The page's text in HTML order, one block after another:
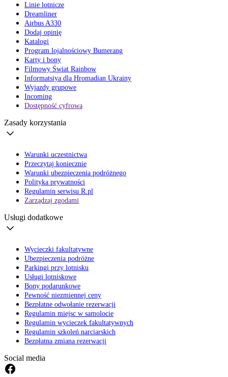
Linie lotnicze
Dreamliner
Airbus A330
Dodaj opinię
Katalogi
Program lojalnościowy Bumerang
Karty i bony
Filmowy Świat Rainbow
Informatsiya dla Hromadian Ukrainy
Wyjazdy grupowe
Incoming
Dostępność cyfrowa
Zasady korzystania
Warunki uczestnictwa
Przeczytaj koniecznie
Warunki ubezpieczenia podróżnego
Polityka prywatności
Regulamin serwisu R.pl
Zarządzaj zgodami
Usługi dodatkowe
Wycieczki fakultatywne
Ubezpieczenia podróżne
Parkingi przy lotnisku
Usługi lotniskowe
Bony podarunkowe
Pewność niezmiennej ceny
Bezpłatne odwołanie rezerwacji
Regulamin miejsc w samolocie
Regulamin wycieczek fakultatywnych
Regulamin szkoleń narciarskich
Bezpłatna zmiana rezerwacji
Social media